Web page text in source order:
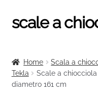
Vai
alla
Vai
al
scale a
Tutte le scale
Home
Scala a
Tekla
Scale a
diametro 161 cm